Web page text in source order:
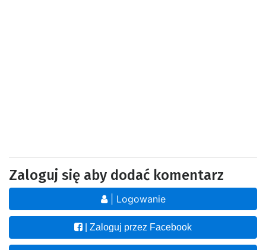
Zaloguj się aby dodać komentarz
| Logowanie
| Zaloguj przez Facebook